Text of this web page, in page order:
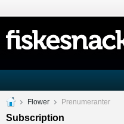
Flower Prenumeranter
Subscription